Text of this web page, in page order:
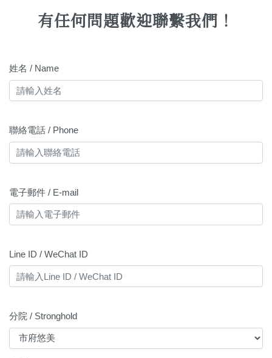
有任何問題歡迎聯繫我們！
姓名 / Name
聯絡電話 / Phone
電子郵件 / E-mail
Line ID / WeChat ID
分院 / Stronghold